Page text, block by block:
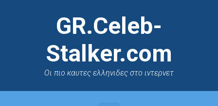
GR.Celeb-
Stalker.com
Oι πιο καυτες ελληνιδες στο ιντερνετ